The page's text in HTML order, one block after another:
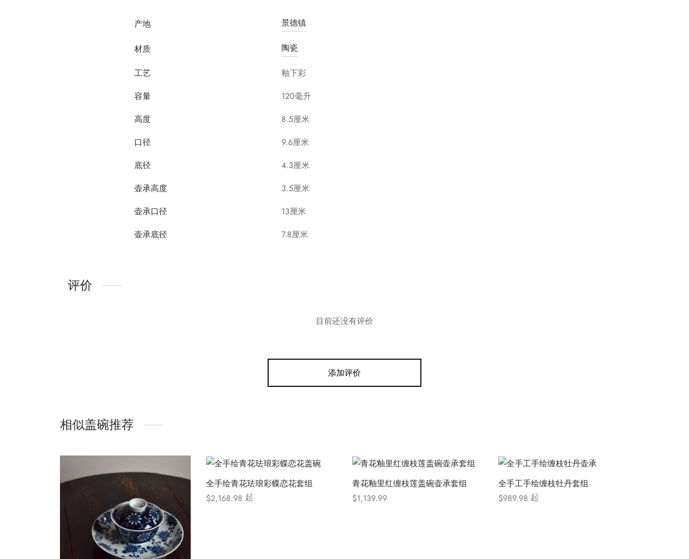
产地 景德镇
材质 陶瓷
工艺
釉下彩
容量
120毫升
高度
8.5厘米
口径
9.6厘米
底径
4.3厘米
壶承高度
3.5厘米
壶承口径
13厘米
壶承底径
7.8厘米
评价
目前还没有评价
添加评价
相似盖碗推荐
全手绘青花珐琅彩蝶恋花套组
$2,168.98 起
青花釉里红缠枝莲盖碗壶承套组
$1,139.99
全手工手绘缠枝牡丹套组
$989.98 起